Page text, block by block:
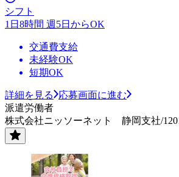
シフト
1日8時間 週5日からOK
交通費支給
未経験OK
短期OK
詳細を見る
応募画面に進む
派遣労働者
株式会社ニッソーネット 静岡支社/